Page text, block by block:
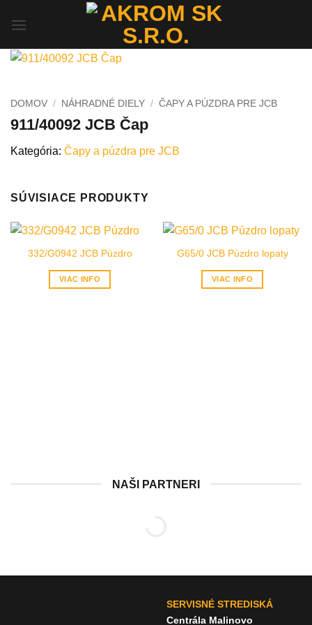
DOMOV / NÁHRADNÉ DIELY / ČAPY A PÚZDRA PRE JCB
911/40092 JCB Čap
Kategória: Čapy a púzdra pre JCB
SÚVISIACE PRODUKTY
332/G0942 JCB Púzdro
VIAC INFO
G65/0 JCB Púzdro lopaty
VIAC INFO
NAŠI PARTNERI
SERVISNÉ STREDISKÁ
Centrála Malinovo